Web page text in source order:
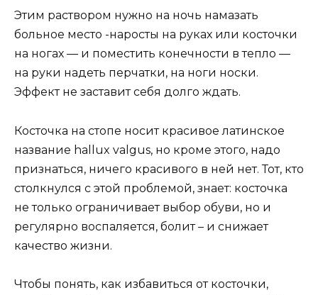
Этим раствором нужно на ночь намазать
больное место -наросты на руках или косточки
на ногах — и поместить конечности в тепло —
на руки надеть перчатки, на ноги носки.
Эффект не заставит себя долго ждать.
Косточка на стопе носит красивое латинское
название hallux valgus, но кроме этого, надо
признаться, ничего красивого в ней нет. Тот, кто
столкнулся с этой проблемой, знает: косточка
не только ограничивает выбор обуви, но и
регулярно воспаляется, болит – и снижает
качество жизни.
Чтобы понять, как избавиться от косточки,